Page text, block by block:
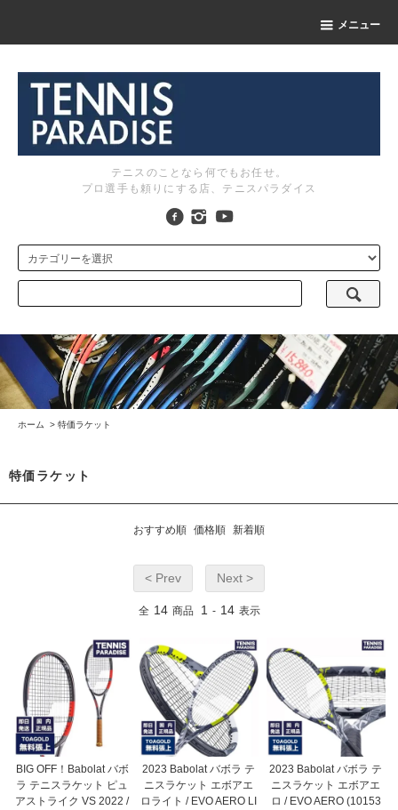
メニュー
テニスのことなら何でもお任せ。
プロ選手も頼りにする店、テニスパラダイス
ホーム > 特価ラケット
特価ラケット
おすすめ順 価格順 新着順
< Prev Next >
全 14 商品 1 - 14 表示
BIG OFF！Babolat バボ
ラ テニスラケット ピュ
アストライク VS 2022 /
2023 Babolat バボラ テ
ニスラケット エボアエ
ロライト / EVO AERO LI
2023 Babolat バボラ テ
ニスラケット エボアエ
ロ / EVO AERO (10153